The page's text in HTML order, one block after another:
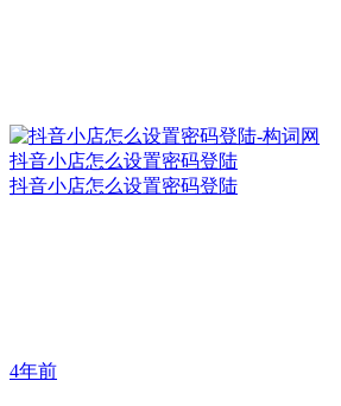
抖音小店怎么设置密码登陆
抖音小店怎么设置密码登陆
4年前